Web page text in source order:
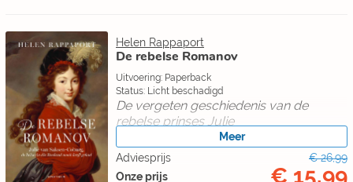
Helen Rappaport
De rebelse Romanov
Uitvoering: Paperback
Status: Licht beschadigd
De vergeten geschiedenis van de
rebelse prinses Julie
Meer
Adviesprijs
€ 26,99
Onze prijs
€ 15,99